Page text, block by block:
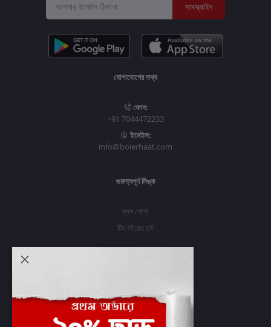
সাবস্ক্রাইব
যোগাযোগের তথ্য
ফোন:
+91 7044472233
ইমেইল:
info@boierhaat.com
গুরুত্বপূর্ণ লিঙ্ক
ব্লগ পোস্ট
টিম বইয়ের হাট
প্রবেশ করুন
অর্ডার ইতিহাস